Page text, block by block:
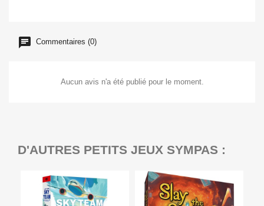
Commentaires (0)
Aucun avis n'a été publié pour le moment.
D'AUTRES PETITS JEUX SYMPAS :